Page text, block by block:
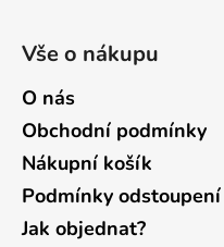
Vše o nákupu
O nás
Obchodní podmínky
Nákupní košík
Podmínky
Jak objednat?